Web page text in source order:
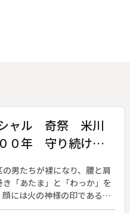
シャル 奇祭 米川
０年 守り続けら
男たちが裸になり、腰と肩
「あたま」と「わっか」を
には火の神様の印であるか
して町を練り歩く。そして